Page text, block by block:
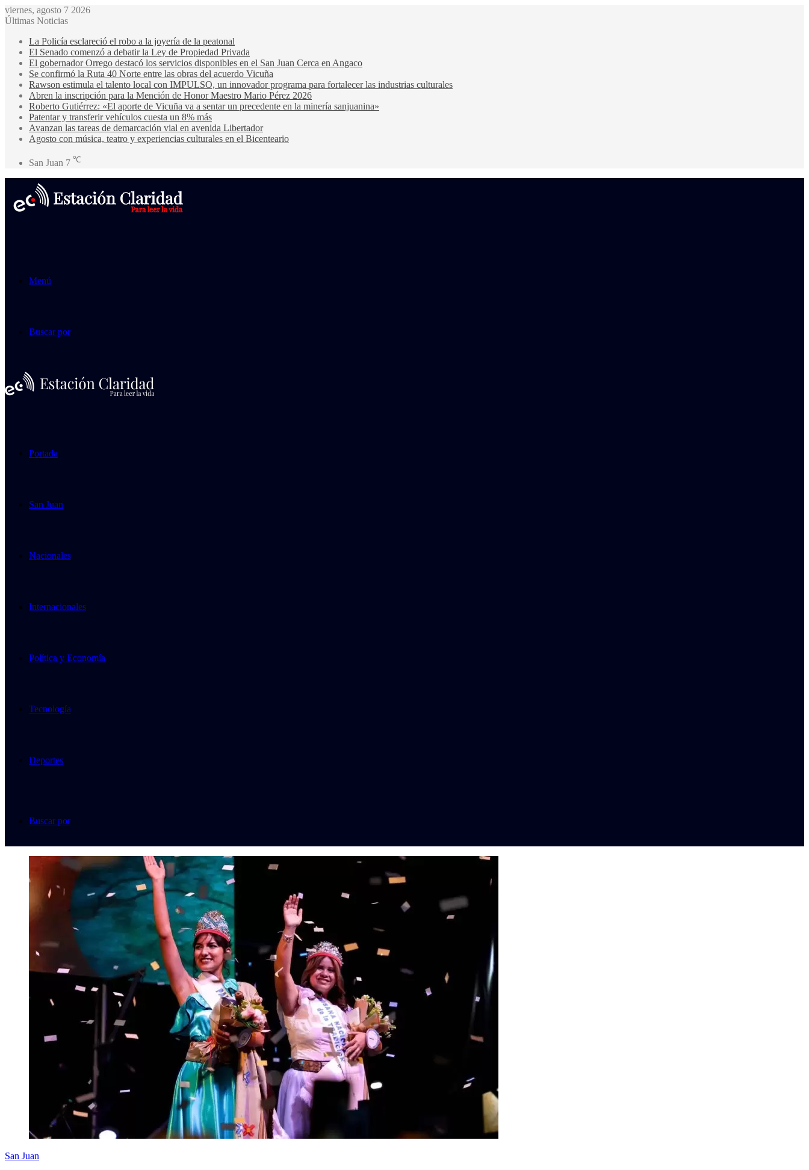
viernes, agosto 7 2026
Últimas Noticias
La Policía esclareció el robo a la joyería de la peatonal
El Senado comenzó a debatir la Ley de Propiedad Privada
El gobernador Orrego destacó los servicios disponibles en el San Juan Cerca en Angaco
Se confirmó la Ruta 40 Norte entre las obras del acuerdo Vicuña
Rawson estimula el talento local con IMPULSO, un innovador programa para fortalecer las industrias culturales
Abren la inscripción para la Mención de Honor Maestro Mario Pérez 2026
Roberto Gutiérrez: «El aporte de Vicuña va a sentar un precedente en la minería sanjuanina»
Patentar y transferir vehículos cuesta un 8% más
Avanzan las tareas de demarcación vial en avenida Libertador
Agosto con música, teatro y experiencias culturales en el Bicenteario
San Juan 7 ℃
Menú
Buscar por
Portada
San Juan
Nacionales
Internacionales
Política y Economía
Tecnología
Deportes
Buscar por
San Juan